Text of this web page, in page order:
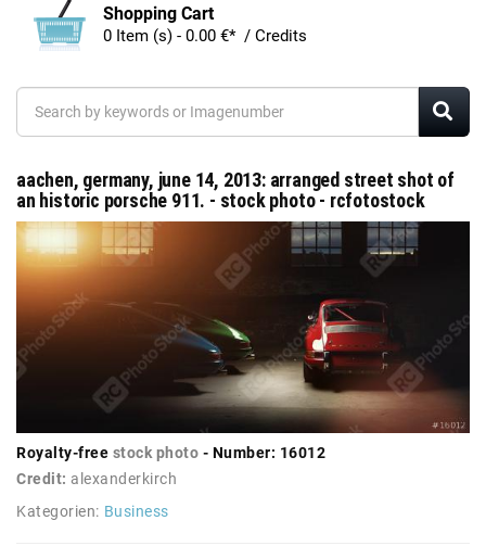
Shopping Cart
0 Item (s) - 0.00 €* / Credits
aachen, germany, june 14, 2013: arranged street shot of
an historic porsche 911. - stock photo - rcfotostock
Royalty-free stock photo - Number: 16012
Credit: alexanderkirch
Kategorien: Business